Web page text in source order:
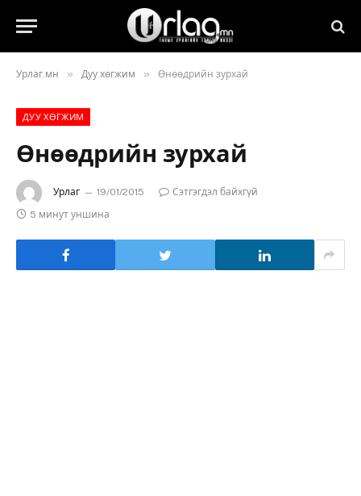
Урлаг.мн » Дуу хөгжим » Өнөөдрийн зурхай
ДУУ ХӨГЖИМ
Өнөөдрийн зурхай
Урлаг 19/01/2015
Сэтгэгдэл байхгүй
5 минут уншина